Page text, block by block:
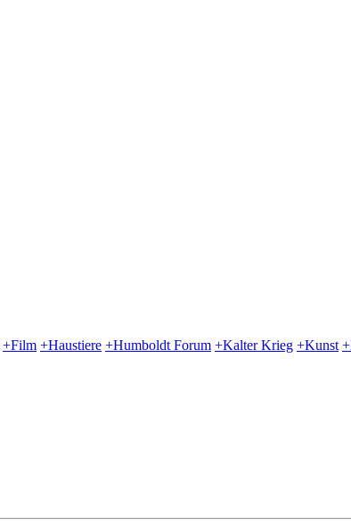
+Film +Haustiere +Humboldt Forum +Kalter Krieg +Kunst